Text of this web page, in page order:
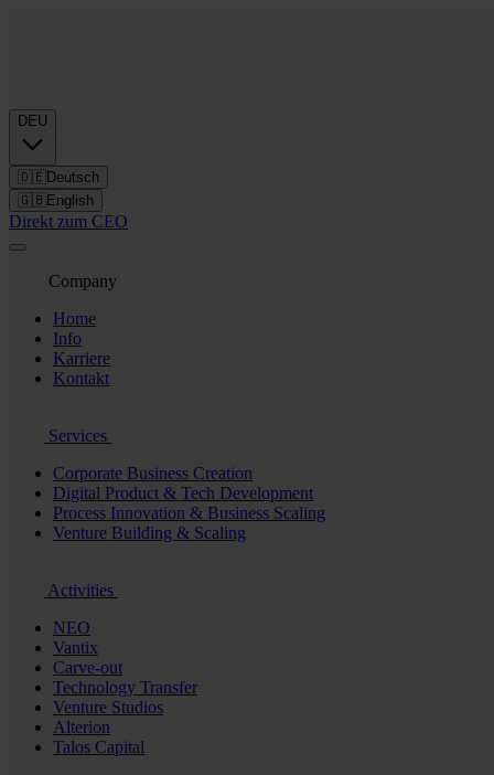
DEU
🇩🇪 Deutsch
🇬🇧 English
Direkt zum CEO
Company
Home
Info
Karriere
Kontakt
Services
Corporate Business Creation
Digital Product & Tech Development
Process Innovation & Business Scaling
Venture Building & Scaling
Activities
NEO
Vantix
Carve-out
Technology Transfer
Venture Studios
Alterion
Talos Capital